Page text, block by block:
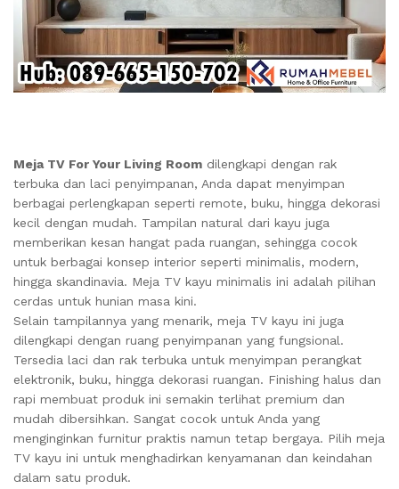
Meja TV For Your Living Room dilengkapi dengan rak
terbuka dan laci penyimpanan, Anda dapat menyimpan
berbagai perlengkapan seperti remote, buku, hingga dekorasi
kecil dengan mudah. Tampilan natural dari kayu juga
memberikan kesan hangat pada ruangan, sehingga cocok
untuk berbagai konsep interior seperti minimalis, modern,
hingga skandinavia. Meja TV kayu minimalis ini adalah pilihan
cerdas untuk hunian masa kini.
Selain tampilannya yang menarik, meja TV kayu ini juga
dilengkapi dengan ruang penyimpanan yang fungsional.
Tersedia laci dan rak terbuka untuk menyimpan perangkat
elektronik, buku, hingga dekorasi ruangan. Finishing halus dan
rapi membuat produk ini semakin terlihat premium dan
mudah dibersihkan. Sangat cocok untuk Anda yang
menginginkan furnitur praktis namun tetap bergaya. Pilih meja
TV kayu ini untuk menghadirkan kenyamanan dan keindahan
dalam satu produk.